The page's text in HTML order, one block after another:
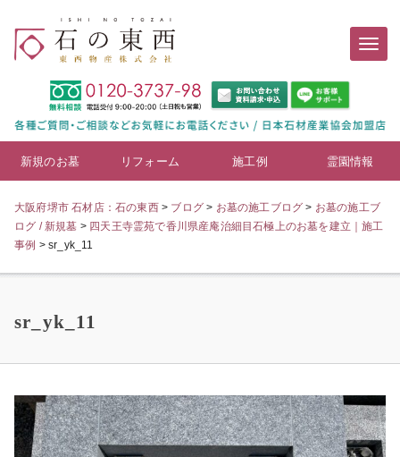
新規のお墓 リフォーム 施工例 霊園情報
大阪府堺市 石材店：石の東西> ブログ > お墓の施工ブログ > お墓の施工ブ
ログ / 新規墓 > 四天王寺霊苑で香川県産庵治細目石極上のお墓を建立｜施工
事例 >sr_yk_11
sr_yk_11